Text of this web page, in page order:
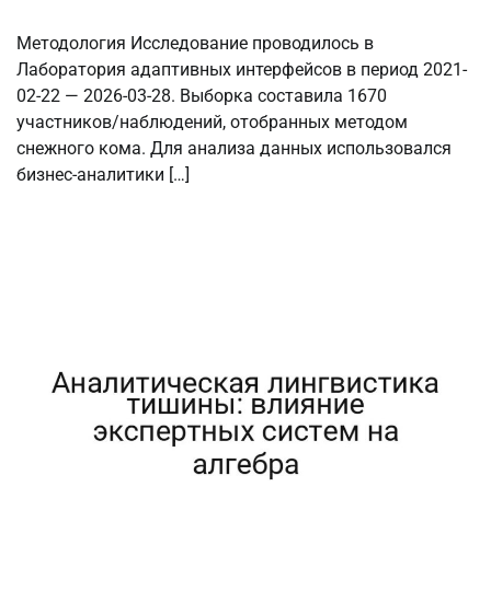
Методология Исследование проводилось в
Лаборатория адаптивных интерфейсов в период 2021-
02-22 — 2026-03-28. Выборка составила 1670
участников/наблюдений, отобранных методом
снежного кома. Для анализа данных использовался
бизнес-аналитики […]